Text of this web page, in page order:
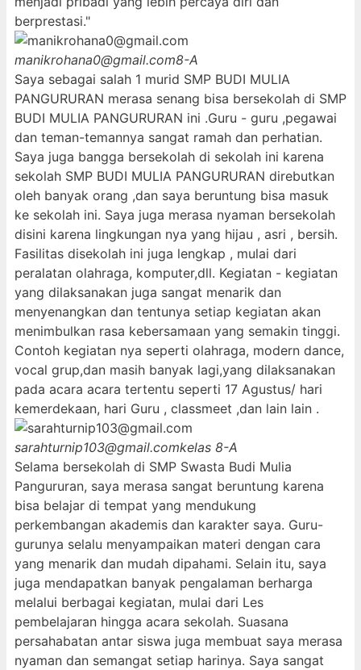
berprestasi."
manikrohana0@gmail.com8-A
Saya sebagai salah 1 murid SMP BUDI MULIA
PANGURURAN merasa senang bisa bersekolah di SMP
BUDI MULIA PANGURURAN ini .Guru - guru ,pegawai
dan teman-temannya sangat ramah dan perhatian.
Saya juga bangga bersekolah di sekolah ini karena
sekolah SMP BUDI MULIA PANGURURAN direbutkan
oleh banyak orang ,dan saya beruntung bisa masuk
ke sekolah ini. Saya juga merasa nyaman bersekolah
disini karena lingkungan nya yang hijau , asri , bersih.
Fasilitas disekolah ini juga lengkap , mulai dari
peralatan olahraga, komputer,dll. Kegiatan - kegiatan
yang dilaksanakan juga sangat menarik dan
menyenangkan dan tentunya setiap kegiatan akan
menimbulkan rasa kebersamaan yang semakin tinggi.
Contoh kegiatan nya seperti olahraga, modern dance,
vocal grup,dan masih banyak lagi,yang dilaksanakan
pada acara acara tertentu seperti 17 Agustus/ hari
kemerdekaan, hari Guru , classmeet ,dan lain lain .
sarahturnip103@gmail.comkelas 8-A
Selama bersekolah di SMP Swasta Budi Mulia
Pangururan, saya merasa sangat beruntung karena
bisa belajar di tempat yang mendukung
perkembangan akademis dan karakter saya. Guru-
gurunya selalu menyampaikan materi dengan cara
yang menarik dan mudah dipahami. Selain itu, saya
juga mendapatkan banyak pengalaman berharga
melalui berbagai kegiatan, mulai dari Les
pembelajaran hingga acara sekolah. Suasana
persahabatan antar siswa juga membuat saya merasa
nyaman dan semangat setiap harinya. Saya sangat